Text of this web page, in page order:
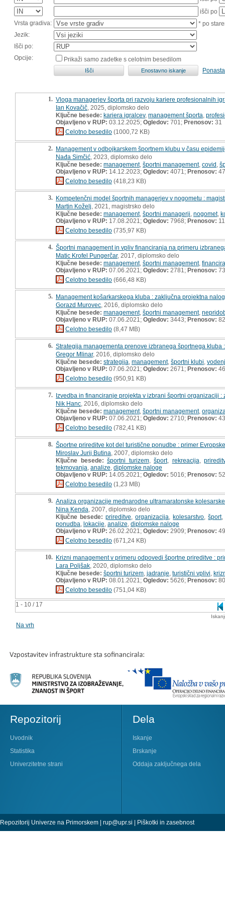
išči po
Vrsta gradiva:
* po
Jezik:
Išči po:
Opcije:
Prikaži samo zadetke s celotnim besedilom
1 - 10 / 17
1. Vloga managerjev športa pri razvoju kariere profesionalnih
Ian Kovačič , 2025, diplomsko delo
Ključne besede: kariera igralcev, management športa
Objavljeno v RUP: 03.12.2025; Ogledov: 701; Prenosov: 31
Celotno besedilo (1000,72 KB)
2. Management v odbojkarskem športnem klubu v času
Nađa Simčić , 2023, diplomsko delo
Ključne besede: management, športni management, covid
Objavljeno v RUP: 14.12.2023; Ogledov: 4071; Prenosov: 47
Celotno besedilo (418,23 KB)
3. Kompetenčni model športnih managerjev v nogometu :
Martin Koželj , 2021, magistrsko delo
Ključne besede: management, športni managerji nogomet,
Objavljeno v RUP: 17.08.2021; Ogledov: 7968; Prenosov:
Celotno besedilo (735,97 KB)
4. Športni management in vpliv financiranja na primeru
Matic Krofel Pungerčar, 2017, diplomsko delo
Ključne besede: management, športni management,
Objavljeno v RUP: 07.06.2021; Ogledov: 2781; Prenosov: 73
Celotno besedilo (666,48 KB)
5. Management košarkarskega kluba : zaključna projektna
Gorazd Murovec , 2016, diplomsko delo
Ključne besede: management, športni management,
Objavljeno v RUP: 07.06.2021; Ogledov: 3443; Prenosov: 82
Celotno besedilo (8,47 MB)
6. Strategija managementa prenove izbranega športnega kluba
Gregor Mlinar, 2016, diplomsko delo
Ključne besede: strategija management, športni klubi
Objavljeno v RUP: 07.06.2021; Ogledov: 2671; Prenosov: 46
Celotno besedilo (950,91 KB)
7. Izvedba in financiranje projekta v izbrani športni organizaciji
Nik Hanc , 2016, diplomsko delo
Ključne besede: management, športni management,
Objavljeno v RUP: 07.06.2021; Ogledov: 2710; Prenosov: 43
Celotno besedilo (782,41 KB)
8. Športne prireditve kot del turistične ponudbe : primer
Miroslav Jurij Butina , 2007, diplomsko delo
Ključne besede: športni turizem, šport, rekreacija
tekmovanja analize diplomske naloge
Objavljeno v RUP: 14.05.2021; Ogledov: 5016; Prenosov: 52
Celotno besedilo (1,23 MB)
9. Analiza organizacije mednarodne ultramaratonske
Nina Kenda , 2007, diplomsko delo
Ključne besede: prireditve ,organizacija ,kolesarstvo ,šport
ponudba lokacije analize diplomske naloge
Objavljeno v RUP: 26.02.2021; Ogledov: 2909; Prenosov: 49
Celotno besedilo (671,24 KB)
10. Krizni management v primeru odpovedi športne prireditve :
Lara Poljšak , 2020, diplomsko delo
Ključne besede: športni turizem jadranje turistični vplivi
Objavljeno v RUP: 08.01.2021; Ogledov: 5626; Prenosov: 80
Celotno besedilo (751,04 KB)
Na vrh
Repozitorij
Uvodnik
Statistika
Univerzitetne strani
Dela
Iskanje
Brskanje
Oddaja zaključnega dela
Repozitorij Univerze na Primorskem | rup@upr.si | Piškotki in zasebnost